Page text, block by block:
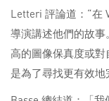
Letteri 評論道：“在
導演講述他們的故
高的圖像保真度或
是為了尋找更有效地